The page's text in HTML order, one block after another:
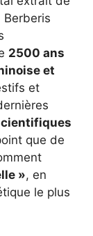
Berberis
2500 ans
et
et
que de
», en
le plus